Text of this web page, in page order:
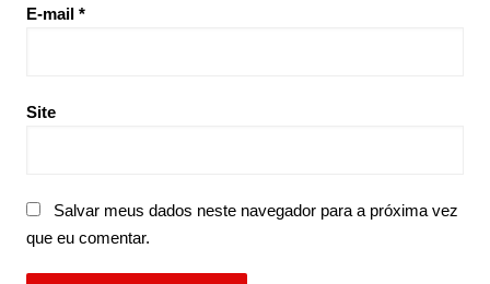
E-mail *
Site
Salvar meus dados neste navegador para a próxima vez
que eu comentar.